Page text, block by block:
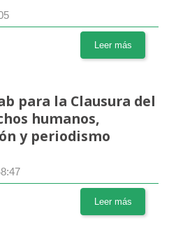
Leer más
para la Clausura del
humanos,
y periodismo
Leer más